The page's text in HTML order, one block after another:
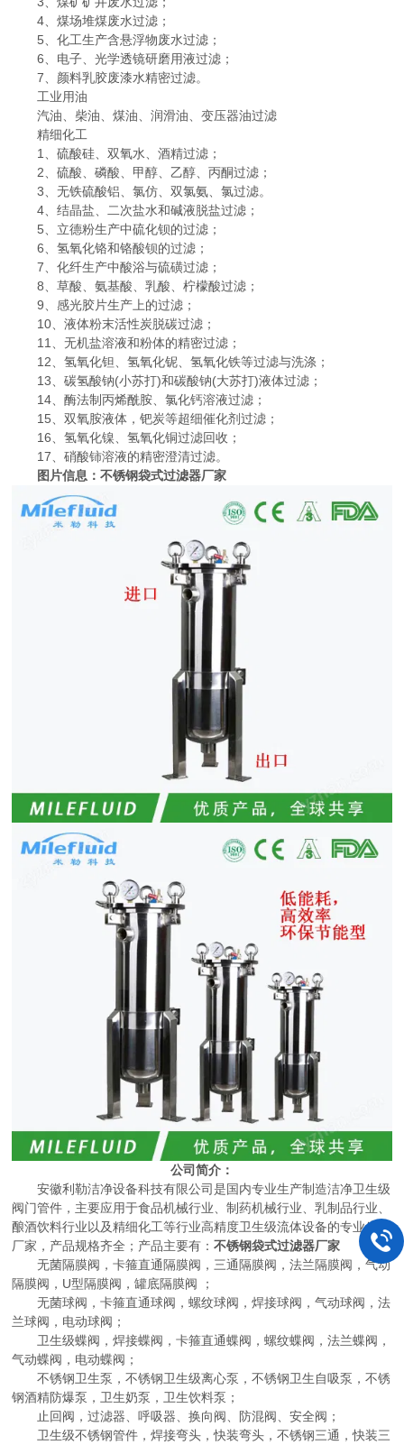
4、煤场堆煤废水过滤；
5、化工生产含悬浮物废水过滤；
6、电子、光学透镜研磨用液过滤；
7、颜料乳胶废漆水精密过滤。
工业用油
汽油、柴油、煤油、润滑油、变压器油过滤
精细化工
1、硫酸硅、双氧水、酒精过滤；
2、硫酸、磷酸、甲醇、乙醇、丙酮过滤；
3、无铁硫酸铝、氯仿、双氯氨、氯过滤。
4、结晶盐、二次盐水和碱液脱盐过滤；
5、立德粉生产中硫化钡的过滤；
6、氢氧化铬和铬酸钡的过滤；
7、化纤生产中酸浴与硫磺过滤；
8、草酸、氨基酸、乳酸、柠檬酸过滤；
9、感光胶片生产上的过滤；
10、液体粉末活性炭脱碳过滤；
11、无机盐溶液和粉体的精密过滤；
12、氢氧化钽、氢氧化铌、氢氧化铁等过滤与洗涤；
13、碳氢酸钠(小苏打)和碳酸钠(大苏打)液体过滤；
14、酶法制丙烯酰胺、氯化钙溶液过滤；
15、双氧胺液体，钯炭等超细催化剂过滤；
16、氢氧化镍、氢氧化铜过滤回收；
17、硝酸铈溶液的精密澄清过滤。
图片信息：不锈钢袋式过滤器厂家
公司简介：
安徽利勒洁净设备科技有限公司是国内专业生产制造洁净卫生级
阀门管件，主要应用于食品机械行业、制药机械行业、乳制品行业、
酿酒饮料行业以及精细化工等行业高精度卫生级流体设备的专业生产
厂家，产品规格齐全；产品主要有：不锈钢袋式过滤器厂家
无菌隔膜阀，卡箍直通隔膜阀，三通隔膜阀，法兰隔膜阀，气动
隔膜阀，U型隔膜阀，罐底隔膜阀 ；
无菌球阀，卡箍直通球阀，螺纹球阀，焊接球阀，气动球阀，法
兰球阀，电动球阀；
卫生级蝶阀，焊接蝶阀，卡箍直通蝶阀，螺纹蝶阀，法兰蝶阀，
气动蝶阀，电动蝶阀；
不锈钢卫生泵，不锈钢卫生级离心泵，不锈钢卫生自吸泵，不锈
钢酒精防爆泵，卫生奶泵，卫生饮料泵；
止回阀，过滤器、呼吸器、换向阀、防混阀、安全阀；
卫生级不锈钢管件，焊接弯头，快装弯头，不锈钢三通，快装三